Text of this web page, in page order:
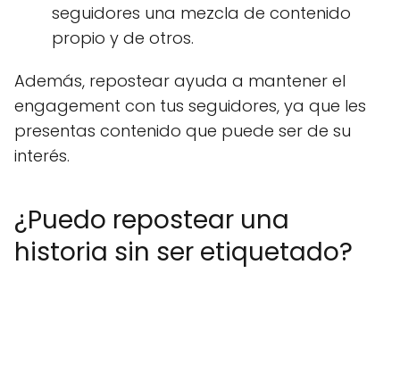
seguidores una mezcla de contenido
propio y de otros.
Además, repostear ayuda a mantener el
engagement con tus seguidores, ya que les
presentas contenido que puede ser de su
interés.
¿Puedo repostear una
historia sin ser etiquetado?